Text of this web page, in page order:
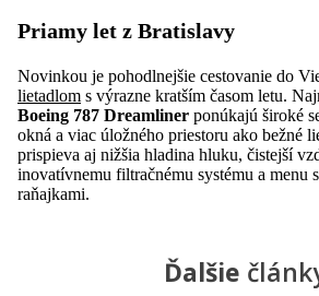
Priamy let z Bratislavy
Novinkou je pohodlnejšie cestovanie do
lietadlom s výrazne kratším časom letu.
Boeing 787 Dreamliner ponúkajú široké
okná a viac úložného priestoru ako bežné
prispieva aj nižšia hladina hluku, čistejší
inovatívnemu filtračnému systému a menu
raňajkami.
Ďalšie